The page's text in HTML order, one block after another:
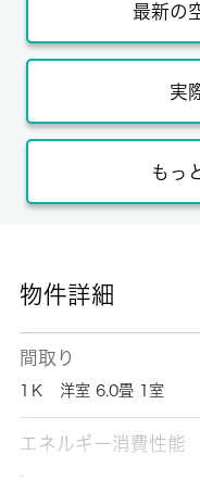
最新の
実
もっ
物件詳細
間取り
1Ｋ 洋室 6.0畳 1室
エネルギー消費性能
-